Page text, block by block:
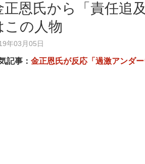
正恩氏から「責任追
この人物
年03月05日
記事： 金正恩氏が反応「過激アンダ